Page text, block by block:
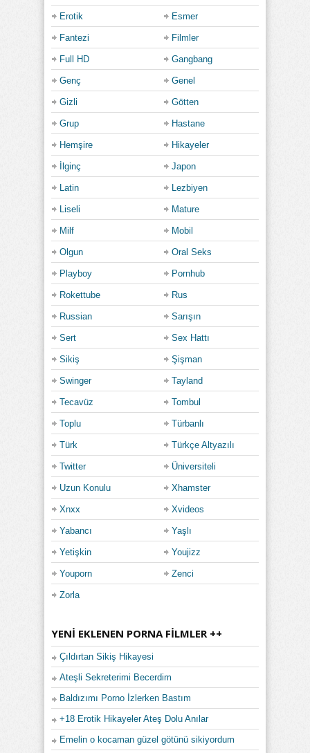
Erotik Esmer
Fantezi Filmler
Full HD Gangbang
Genç Genel
Gizli Götten
Grup Hastane
Hemşire Hikayeler
İlginç Japon
Latin Lezbiyen
Liseli Mature
Milf Mobil
Olgun Oral Seks
Playboy Pornhub
Rokettube Rus
Russian Sarışın
Sert Sex Hattı
Sikiş Şişman
Swinger Tayland
Tecavüz Tombul
Toplu Türbanlı
Türk Türkçe Altyazılı
Twitter Üniversiteli
Uzun Konulu Xhamster
Xnxx Xvideos
Yabancı Yaşlı
Yetişkin Youjizz
Youporn Zenci
Zorla
YENI EKLENEN PORNA FILMLER ++
Çıldırtan Sikiş Hikayesi
Ateşli Sekreterimi Becerdim
Baldızımı Porno İzlerken Bastım
+18 Erotik Hikayeler Ateş Dolu Anılar
Emelin o kocaman güzel götünü sikiyordum